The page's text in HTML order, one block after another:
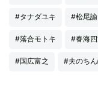
#タナダユキ #松尾諭
#落合モトキ #春海
#国広富之 #夫のち